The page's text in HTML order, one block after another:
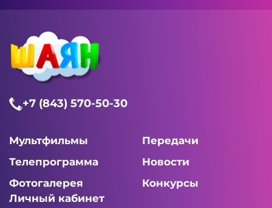
+7 (843) 570-50-30
Мультфильмы
Передачи
Телепрограмма
Новости
Фотогалерея
Конкурсы
Личный кабинет